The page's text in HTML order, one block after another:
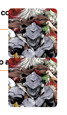
di Ruolo
anche in Italia